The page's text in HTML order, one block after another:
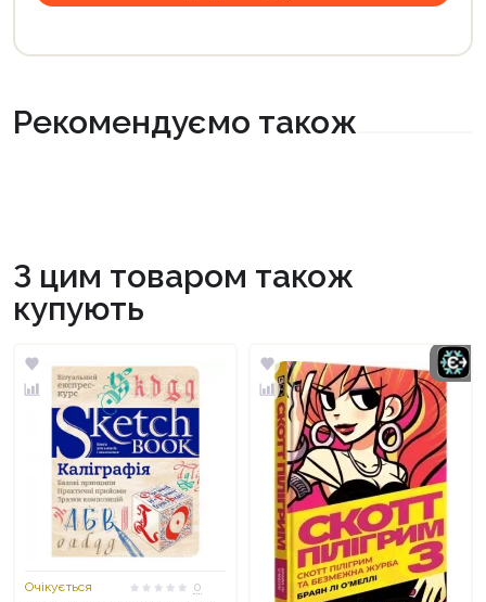
Рекомендуємо також
З цим товаром також
купують
Очікується
0